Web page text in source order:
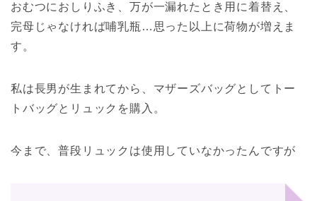
おむつにおしりふき、万が一漏れたとき用に着替え、
完母じゃなければ哺乳瓶…思った以上に荷物が増えま
す。
私は長男が生まれてから、マザーズバッグとしてトー
トバッグとリュックを購入。
今まで、普段リュックは使用していなかったんですが